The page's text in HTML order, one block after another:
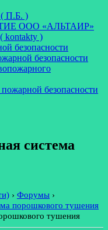
( П.Б. )
ООО «АЛЬТАИР»
kontakty )
безопасности
безопасности
безопасности
система
› Форумы ›
порошкового тушения
тушения